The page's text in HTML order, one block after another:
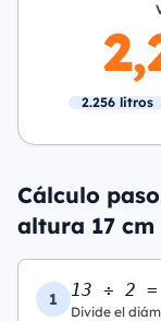
2.256 litros
Cálculo
altura 17 cm
1 13 ÷ 2
Divide el